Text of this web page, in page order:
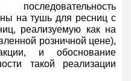
на тушь для ресниц с
реализуемую как на
розничной цене),
и обоснование
такой реализации